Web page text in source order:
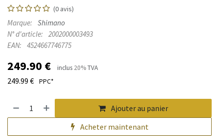
(0 avis)
Marque:
Shimano
N° d'article:
2002000003493
EAN:
4524667746775
249.90 € inclus 20%TVA
249.99 € PPC*
Ajouter au panier
Acheter maintenant